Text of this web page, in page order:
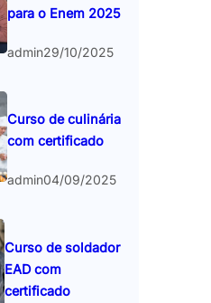
para o Enem 2025
admin29/10/2025
Curso de culinária
com certificado
admin04/09/2025
Curso de soldador
EAD com
certificado